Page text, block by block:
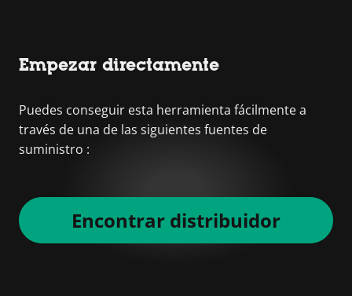
Empezar directamente
Puedes conseguir esta herramienta fácilmente a
través de una de las siguientes fuentes de
suministro :
Encontrar distribuidor